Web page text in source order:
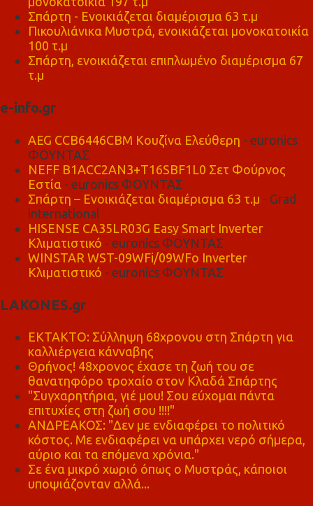
Σπάρτη - Ενοικιάζεται διαμέρισμα 63 τ.μ
Πικουλιάνικα Μυστρά, ενοικιάζεται μονοκατοικία
100 τ.μ
Σπάρτη, ενοικιάζεται επιπλωμένο διαμέρισμα 67
τ.μ
e-info.gr
AEG CCB6446CBM Κουζίνα Ελεύθερη - euronics
ΦΟΥΝΤΑΣ
NEFF B1ACC2AN3+T16SBF1L0 Σετ Φούρνος
Εστία - euronics ΦΟΥΝΤΑΣ
Σπάρτη – Ενοικιάζεται διαμέρισμα 63 τ.μ - Grad
international
HISENSE CA35LR03G Easy Smart Inverter
Κλιματιστικό - euronics ΦΟΥΝΤΑΣ
WINSTAR WST-09WFi/09WFo Inverter
Κλιματιστικό - euronics ΦΟΥΝΤΑΣ
LAKONES.gr
ΕΚΤΑΚΤΟ: Σύλληψη 68χρονου στη Σπάρτη για
καλλιέργεια κάνναβης
Θρήνος! 48χρονος έχασε τη ζωή του σε
θανατηφόρο τροχαίο στον Κλαδά Σπάρτης
"Συγχαρητήρια, γιέ μου! Σου εύχομαι πάντα
επιτυχίες στη ζωή σου !!!!"
ΑΝΔΡΕΑΚΟΣ: "Δεν με ενδιαφέρει το πολιτικό
κόστος. Με ενδιαφέρει να υπάρχει νερό σήμερα,
αύριο και τα επόμενα χρόνια."
Σε ένα μικρό χωριό όπως ο Μυστράς, κάποιοι
υποψιάζονταν αλλά...